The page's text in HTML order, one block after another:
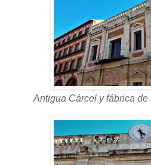
Antigua Cárcel y fábrica